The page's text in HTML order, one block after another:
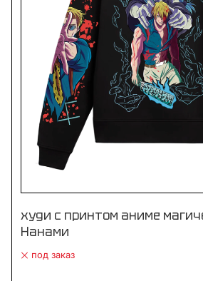
худи с принтом аниме
Нанами
под заказ